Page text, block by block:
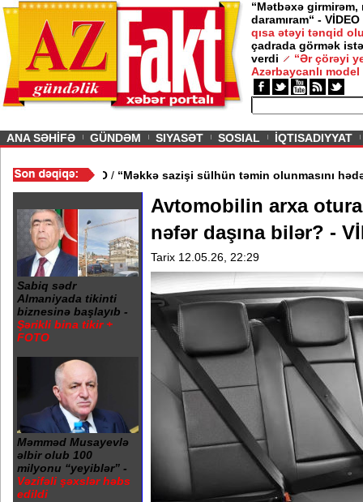
“Mətbəxə girmirəm,
daramıram“ - VİDEO
qısa ətəyi tənqid
çadrada görmək
verdi
“Ər çörəyi
Azərbaycanlı model
ANA SƏHİFƏ GÜNDƏM SIYASƏT SOSIAL İQTISADIYYAT
kənarlaşdırılıb - VİDEO/“Məkkə sazişi sülhün təmin
Sabiq sədr
Almaniyada tikinti
biznesinə başlayıb -
Şərikli bina tikir +
FOTO
Məmməd Musayevlə
əlbir olub 100
milyonu “yeyiblər” -
Vəzifəli şəxslər həbs
edildi
Avtomobilin arxa
nəfər daşına bilər? -
Tarix 12.05.26, 22:29